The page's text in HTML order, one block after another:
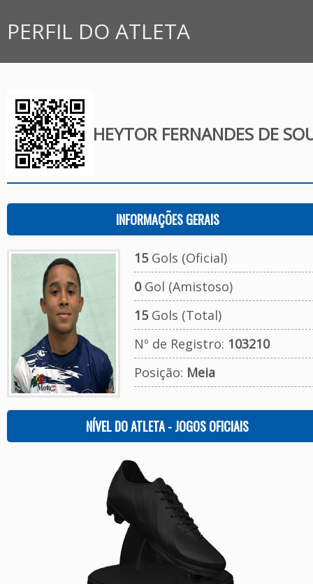
PERFIL DO ATLETA
HEYTOR FERNANDES DE
INFORMAÇÕES GERAIS
15Gols (Oficial)
0Gol (Amistoso)
15Gols (Total)
Nº de Registro: 103210
Posição: Meia
NÍVEL DO ATLETA - JOGOS OFICIAIS